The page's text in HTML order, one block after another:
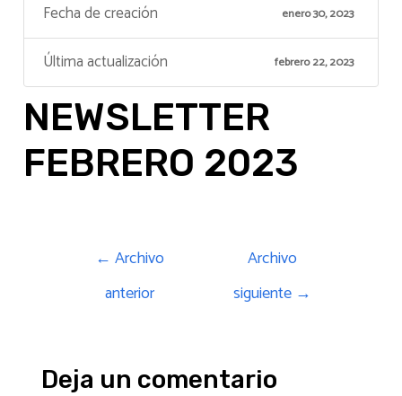
Fecha de creación enero 30, 2023
Última actualización febrero 22, 2023
NEWSLETTER
FEBRERO 2023
← Archivo
anterior
Archivo
siguiente →
Deja un comentario